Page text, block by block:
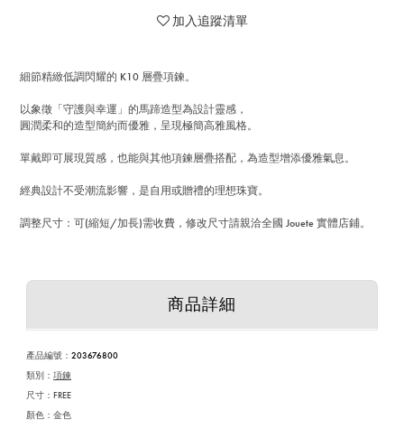
加入追蹤清單
細節精緻低調閃耀的 K10 層疊項鍊。
以象徵「守護與幸運」的馬蹄造型為設計靈感，
圓潤柔和的造型簡約而優雅，呈現極簡高雅風格。
單戴即可展現質感，也能與其他項鍊層疊搭配，為造型增添優雅氣息。
經典設計不受潮流影響，是自用或贈禮的理想珠寶。
調整尺寸：可(縮短/加長)需收費，修改尺寸請親洽全國 Jouete 實體店鋪。
商品詳細
產品編號 ： 203676800
類別： 項鍊
尺寸：FREE
顏色：金色